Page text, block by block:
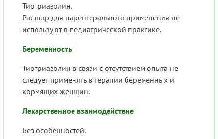
Тиотриазолин.
Раствор для парентерального применения не
используют в педиатрической практике.
Беременность
Тиотриазолин в связи с отсутствием опыта не
следует применять в терапии беременных и
кормящих женщин.
Лекарственное взаимодействие
Без особенностей.